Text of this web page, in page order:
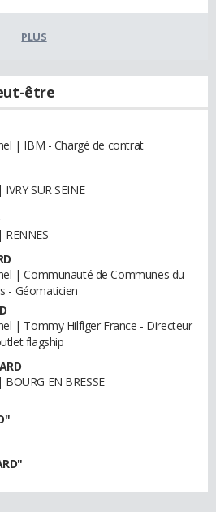
PLUS
être
| IBM - Chargé de contrat
SUR SEINE
| Communauté de Communes du
- Géomaticien
| Tommy Hilfiger France - Directeur
flagship
EN BRESSE